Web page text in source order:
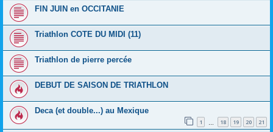
FIN JUIN en OCCITANIE
Triathlon COTE DU MIDI (11)
Triathlon de pierre percée
DEBUT DE SAISON DE TRIATHLON
Deca (et double...) au Mexique
1 18 19 20 21